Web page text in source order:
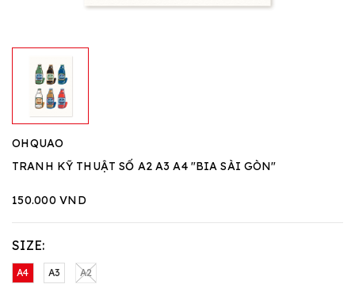
OHQUAO
TRANH KỸ THUẬT SỐ A2 A3 A4 "BIA SÀI GÒN"
150.000 VND
SIZE:
A4 A3 A2